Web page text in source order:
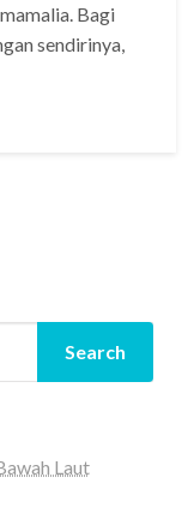
Bagi
sendirinya,
Search
Laut